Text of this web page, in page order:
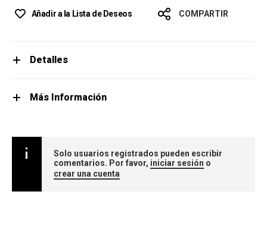
Añadir a la Lista de Deseos COMPARTIR
Detalles
Más Información
Solo usuarios registrados pueden escribir
comentarios. Por favor, iniciar sesión o
crear una cuenta